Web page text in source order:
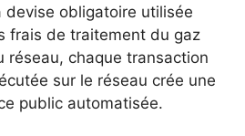
devise obligatoire utilisée
frais de traitement du gaz
réseau, chaque transaction
sur le réseau crée une
public automatisée.